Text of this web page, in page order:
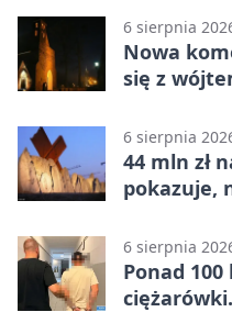
6 sierpnia
Nowa
się z
6 sierpnia
44 mln zł
pokazuje,
6 sierpnia
Ponad